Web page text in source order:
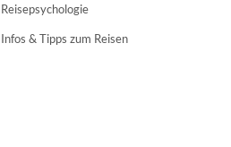
Reisepsychologie
Infos & Tipps zum Reisen